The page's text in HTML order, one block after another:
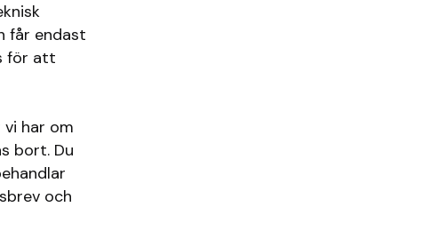
får endast
för att
har om
bort. Du
och